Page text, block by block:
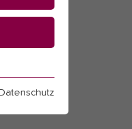
Datenschutz